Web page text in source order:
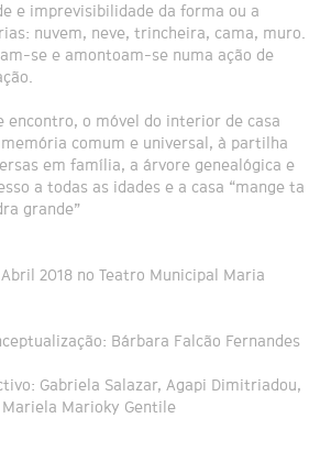
e imprevisibilidade da forma ou a
nuvem, neve, trincheira, cama, muro.
se e amontoam-se numa ação de
encontro, o móvel do interior de casa
comum e universal, à partilha
em família, a árvore genealógica e
a todas as idades e a casa “mange ta
grande”
2018 no Teatro Municipal Maria
Bárbara Falcão Fernandes
Gabriela Salazar, Agapi Dimitriadou,
Marioky Gentile